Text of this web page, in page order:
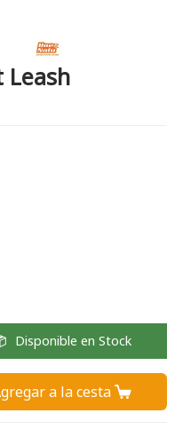
Leash
Disponible en Stock
a la cesta 